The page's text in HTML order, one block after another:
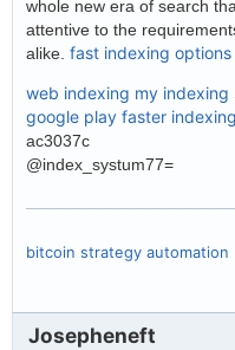
whole new era of search
attentive to the
alike. fast indexing options
web indexing my indexing
google play faster indexing
ac3037c
@index_systum77=
bitcoin strategy automation
Josepheneft